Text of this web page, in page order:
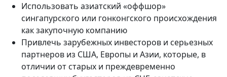
Использовать азиатский «оффшор»
сингапурского или гонконгского происхождения
как закупочную компанию
Привлечь зарубежных инвесторов и серьезных
партнеров из США, Европы и Азии, которые, в
отличии от старых и преждевременно